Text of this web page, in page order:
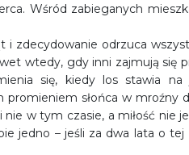
Wśród zabieganych
i zdecydowanie odrzuca
wtedy, gdy inni zajmują się
się, kiedy los stawia na
promieniem słońca w mroźny
w tym czasie, a miłość nie
jedno – jeśli za dwa lata o